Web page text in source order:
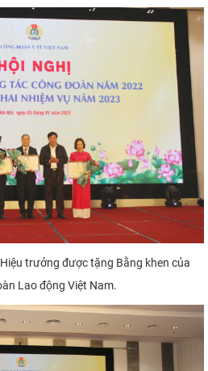
trưởng được tặng Bằng khen của
Lao động Việt Nam.